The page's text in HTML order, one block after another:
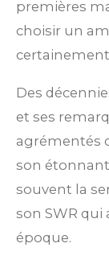
premières
choisir un
certainement
Des
et ses
agrémentés
son
souvent la
son SWR qui
époque.